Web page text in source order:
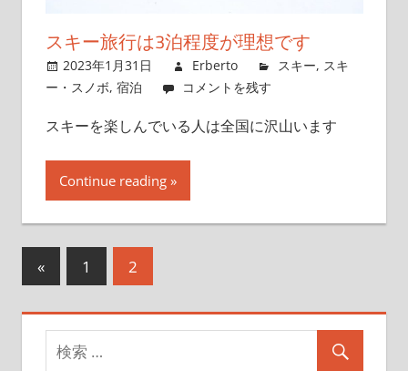
スキー旅行は3泊程度が理想です
2023年1月31日 Erberto スキー, スキ
ー・スノボ, 宿泊 コメントを残す
スキーを楽しんでいる人は全国に沢山います
Continue reading
投
稿
«
記
事
1 2